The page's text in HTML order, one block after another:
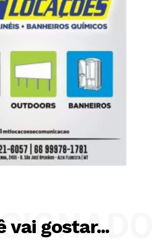
vai gostar...